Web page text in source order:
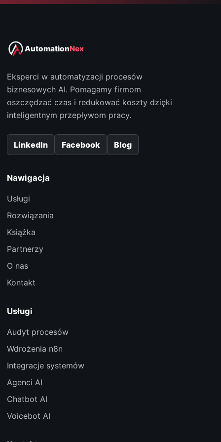
AutomationNex
Eksperci w automatyzacji procesów
biznesowych AI. Pomagamy firmom
oszczędzać czas i redukować koszty dzięki
inteligentnym przepływom pracy.
LinkedIn Facebook Blog
Nawigacja
Usługi
Rozwiązania
Książka
Partnerzy
O nas
Kontakt
Usługi
Audyt procesów
Wdrożenia n8n
Integracje systemów
Agenci AI
Chatbot AI
Voicebot AI